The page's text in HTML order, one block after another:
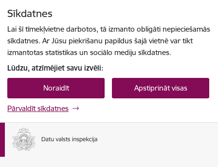
Sīkdatnes
Lai šī tīmekļvietne darbotos, tā izmanto obligāti nepieciešamās
sīkdatnes. Ar Jūsu piekrišanu papildus šajā vietnē var tikt
izmantotas statistikas un sociālo mediju sīkdatnes.
Lūdzu, atzīmējiet savu izvēli:
Noraidīt Apstiprināt visas
Pārvaldīt sīkdatnes